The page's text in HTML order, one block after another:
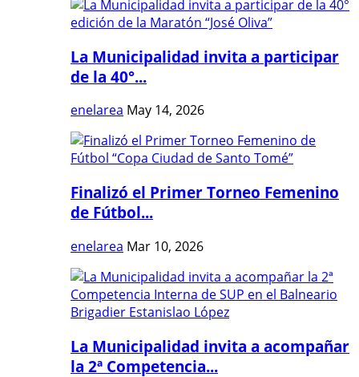
La Municipalidad invita a participar
de la 40°...
enelarea May 14, 2026
Finalizó el Primer Torneo Femenino
de Fútbol...
enelarea Mar 10, 2026
La Municipalidad invita a acompañar
la 2ª Competencia...